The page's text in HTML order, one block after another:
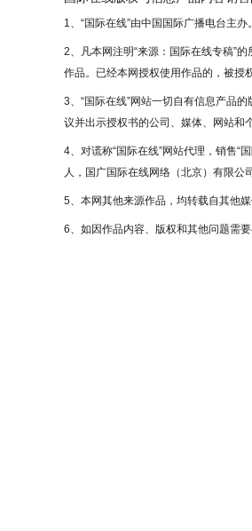
1、“国际在线”由中国国际广播电台主
2、凡本网注明“来源：国际在线专稿”
作品。已经本网授权使用作品的，被授
3、“国际在线”网站一切自有信息产品
议并出示授权书的公司、媒体、网站和
4、对谎称“国际在线”网站代理，销售“
人，国广国际在线网络（北京）有限公
5、本网其他来源作品，均转载自其他
6、如因作品内容、版权和其他问题需